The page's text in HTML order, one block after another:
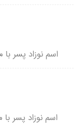
اسم نوزاد پسر
اسم نوزاد پسر